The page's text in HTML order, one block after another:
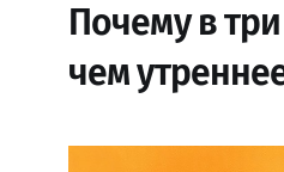
Почему в
чем